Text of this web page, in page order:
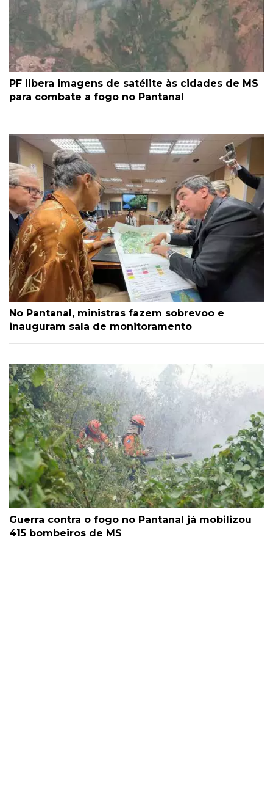
PF libera imagens de satélite às cidades de MS
para combate a fogo no Pantanal
No Pantanal, ministras fazem sobrevoo e
inauguram sala de monitoramento
Guerra contra o fogo no Pantanal já mobilizou
415 bombeiros de MS